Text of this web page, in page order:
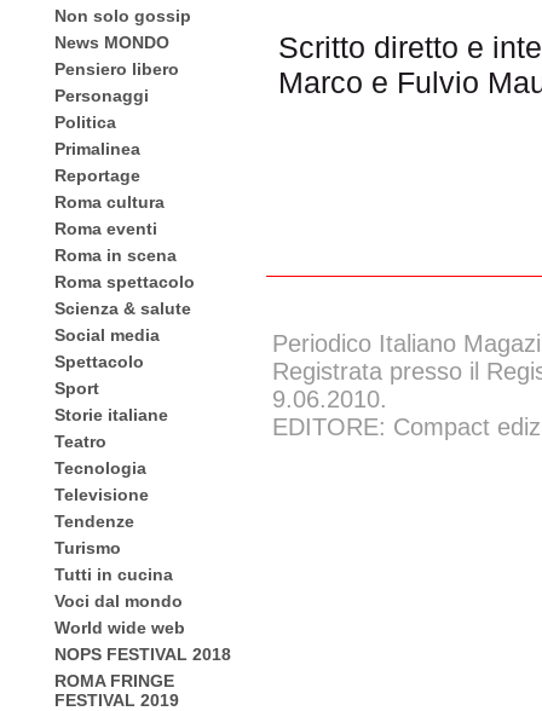
Non solo gossip
News MONDO
Pensiero libero
Personaggi
Politica
Primalinea
Reportage
Roma cultura
Roma eventi
Roma in scena
Roma spettacolo
Scienza & salute
Social media
Spettacolo
Sport
Storie italiane
Teatro
Tecnologia
Televisione
Tendenze
Turismo
Tutti in cucina
Voci dal mondo
World wide web
NOPS FESTIVAL 2018
ROMA FRINGE
FESTIVAL 2019
Scritto diretto e
Marco e Fulvio
Periodico Italiano
Registrata presso il
9.06.2010.
EDITORE: Compact